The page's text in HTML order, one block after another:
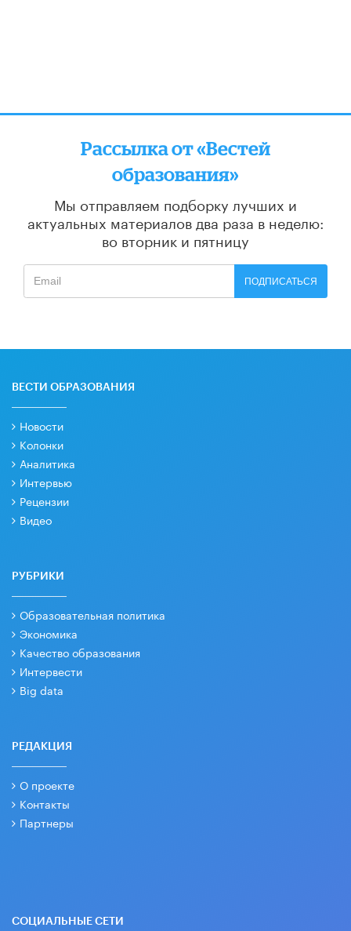
Рассылка от «Вестей
образования»
Мы отправляем подборку лучших и
актуальных материалов два раза в неделю:
во вторник и пятницу
ПОДПИСАТЬСЯ
ВЕСТИ ОБРАЗОВАНИЯ
Новости
Колонки
Аналитика
Интервью
Рецензии
Видео
РУБРИКИ
Образовательная политика
Экономика
Качество образования
Интервести
Big data
РЕДАКЦИЯ
О проекте
Контакты
Партнеры
СОЦИАЛЬНЫЕ СЕТИ